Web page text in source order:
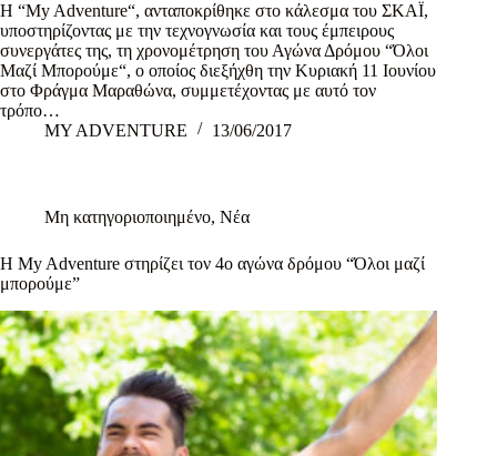
Η “My Adventure“, ανταποκρίθηκε στο κάλεσμα του ΣΚΑΪ,
υποστηρίζοντας με την τεχνογνωσία και τους έμπειρους
συνεργάτες της, τη χρονομέτρηση του Αγώνα Δρόμου “Όλοι
Μαζί Μπορούμε“, ο οποίος διεξήχθη την Κυριακή 11 Ιουνίου
στο Φράγμα Μαραθώνα, συμμετέχοντας με αυτό τον
τρόπο…
MY ADVENTURE
13/06/2017
Μη κατηγοριοποιημένο, Νέα
Η My Adventure στηρίζει τον 4ο αγώνα δρόμου “Όλοι μαζί
μπορούμε”